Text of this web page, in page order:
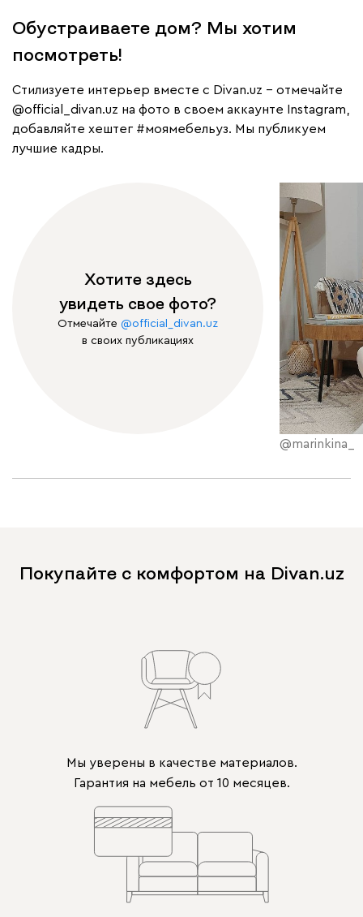
Обустраиваете дом? Мы хотим
посмотреть!
Cтилизуете интерьер вместе с Divan.uz – отмечайте
@official_divan.uz на фото в своем аккаунте Instagram,
добавляйте хештег #моямебельуз. Мы публикуем
лучшие кадры.
Хотите здесь
увидеть свое фото?
Отмечайте @official_divan.uz
в своих публикациях
@marinkina_
Покупайте с комфортом на Divan.uz
Мы уверены в качестве материалов.
Гарантия на мебель от 10 месяцев.